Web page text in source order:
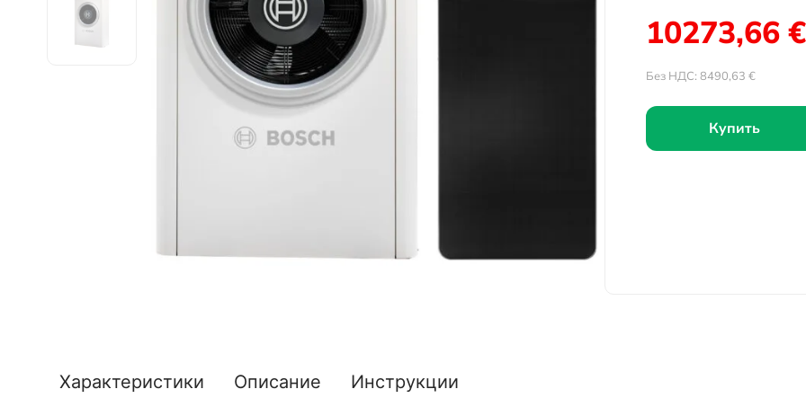
10273,66€
Без НДС: 8490,63 €
Купить
Характеристики Описание Инструкции